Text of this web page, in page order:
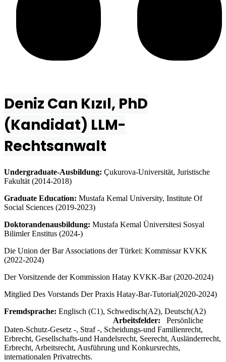
Deniz Can Kızıl, PhD
(Kandidat) LLM-
Rechtsanwalt
Undergraduate-Ausbildung: Çukurova-Universität, Juristische
Fakultät (2014-2018)
Graduate Education: Mustafa Kemal University, Institute Of
Social Sciences (2019-2023)
Doktorandenausbildung: Mustafa Kemal Üniversitesi Sosyal
Bilimler Enstitus (2024-)
Die Union der Bar Associations der Türkei: Kommissar KVKK
(2022-2024)
Der Vorsitzende der Kommission Hatay KVKK-Bar (2020-2024)
Mitglied Des Vorstands Der Praxis Hatay-Bar-Tutorial(2020-2024)
Fremdsprache: Englisch (C1), Schwedisch(A2), Deutsch(A2)
Arbeitsfelder: Persönliche
Daten-Schutz-Gesetz -, Straf -, Scheidungs-und Familienrecht,
Erbrecht, Gesellschafts-und Handelsrecht, Seerecht, Ausländerrecht,
Erbrecht, Arbeitsrecht, Ausführung und Konkursrechts,
internationalen Privatrechts.